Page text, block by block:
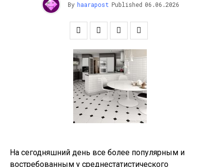
By haarapost Published 06.06.2026
На сегодняшний день все более популярным и
востребованным у среднестатистического